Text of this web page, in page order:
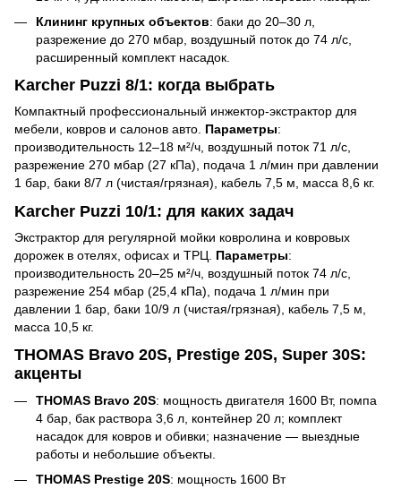
Клининг крупных объектов: баки до 20–30 л,
разрежение до 270 мбар, воздушный поток до 74 л/с,
расширенный комплект насадок.
Karcher Puzzi 8/1: когда выбрать
Компактный профессиональный инжектор-экстрактор для
мебели, ковров и салонов авто. Параметры:
производительность 12–18 м²/ч, воздушный поток 71 л/с,
разрежение 270 мбар (27 кПа), подача 1 л/мин при давлении
1 бар, баки 8/7 л (чистая/грязная), кабель 7,5 м, масса 8,6 кг.
Karcher Puzzi 10/1: для каких задач
Экстрактор для регулярной мойки ковролина и ковровых
дорожек в отелях, офисах и ТРЦ. Параметры:
производительность 20–25 м²/ч, воздушный поток 74 л/с,
разрежение 254 мбар (25,4 кПа), подача 1 л/мин при
давлении 1 бар, баки 10/9 л (чистая/грязная), кабель 7,5 м,
масса 10,5 кг.
THOMAS Bravo 20S, Prestige 20S, Super 30S:
акценты
THOMAS Bravo 20S: мощность двигателя 1600 Вт, помпа
4 бар, бак раствора 3,6 л, контейнер 20 л; комплект
насадок для ковров и обивки; назначение — выездные
работы и небольшие объекты.
THOMAS Prestige 20S: мощность 1600 Вт